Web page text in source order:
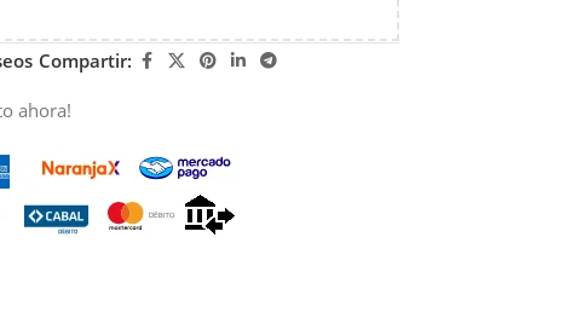
Compartir:
ahora!